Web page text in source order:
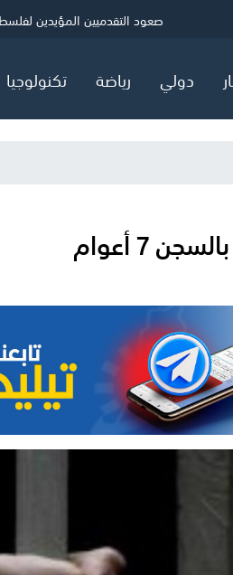
حماس: ننتظر ردًا رسميًا بشأن
الصحة بغزة: شهيد و5 إصابات خلال 24 ساعة
صعود التقدميين المؤيدين
دولي رياضة تكنولوجيا
7 أعوام